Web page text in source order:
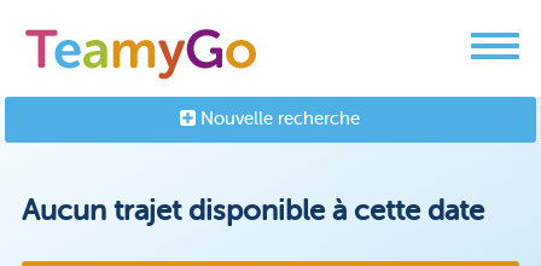
Nouvelle recherche
Aucun trajet disponible à cette date